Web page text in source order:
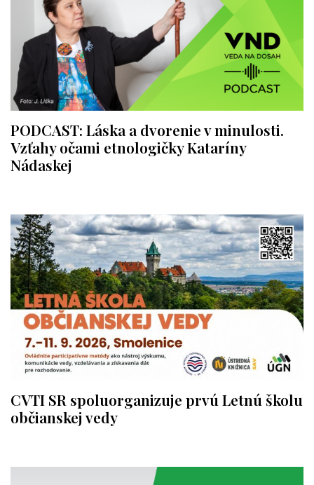
PODCAST: Láska a dvorenie v minulosti.
Vzťahy očami etnologičky Kataríny
Nádaskej
CVTI SR spoluorganizuje prvú Letnú školu
občianskej vedy